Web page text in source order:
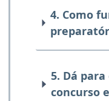
4. Como
5. Dá
concurso